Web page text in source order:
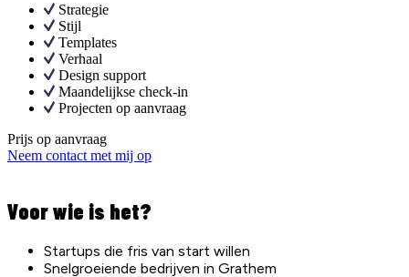
Strategie
Stijl
Templates
Verhaal
Design support
Maandelijkse check-in
Projecten op aanvraag
Prijs op aanvraag
Neem contact met mij op
Voor wie is het?
Startups die fris van start willen
Snelgroeiende bedrijven in Grathem